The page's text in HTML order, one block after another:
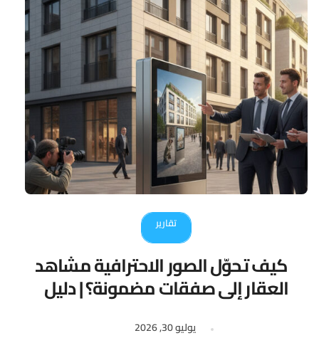
تقارير
كيف تحوّل الصور الاحترافية مشاهد
العقار إلى صفقات مضمونة؟ | دليل
تحليلي للمستثمرين
يوليو 30, 2026